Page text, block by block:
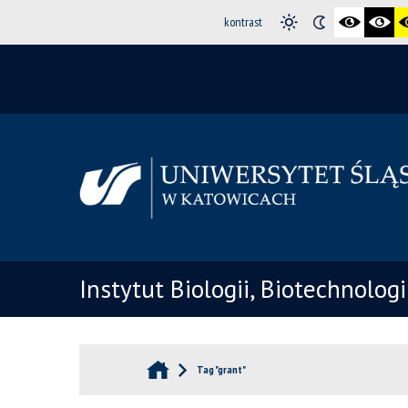
kontrast
Instytut Biologii,
Tag "grant"